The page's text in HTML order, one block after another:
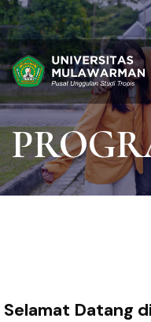
Selamat Datang